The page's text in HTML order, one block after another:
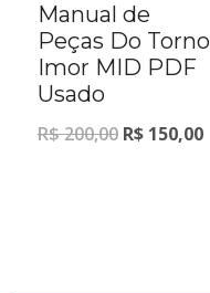
Manual de
Peças Do Torno
Imor MID PDF
Usado
R$200,00 R$ 150,00